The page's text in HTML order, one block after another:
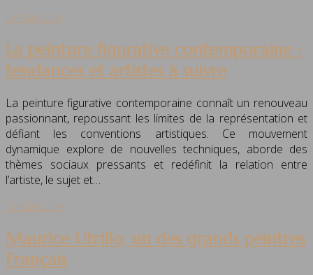
Lire la suite
La peinture figurative contemporaine :
tendances et artistes à suivre
La peinture figurative contemporaine connaît un renouveau
passionnant, repoussant les limites de la représentation et
défiant les conventions artistiques. Ce mouvement
dynamique explore de nouvelles techniques, aborde des
thèmes sociaux pressants et redéfinit la relation entre
l’artiste, le sujet et…
Lire la suite
Maurice Utrillo, un des grands peintres
Français